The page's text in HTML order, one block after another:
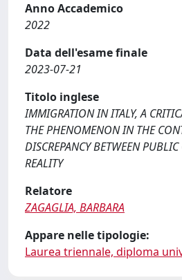
Anno Accademico
2022
Data dell'esame finale
2023-07-21
Titolo inglese
IMMIGRATION IN ITALY, A
THE PHENOMENON IN THE
DISCREPANCY BETWEEN
REALITY
Relatore
ZAGAGLIA, BARBARA
Appare nelle tipologie:
Laurea triennale, diploma